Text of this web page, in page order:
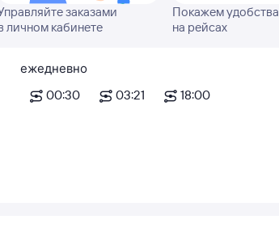
заказами
личном кабинете
Покажем удобства
на рейсах
ежедневно
00:30
03:21 18:00